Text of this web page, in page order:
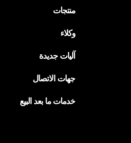
منتجات
وكلاء
آليات جديدة
جهات الاتصال
خدمات ما بعد البيع